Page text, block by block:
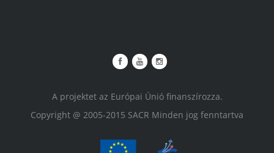
A projektet az Európai Únió finanszírozza.
Copyright @ 2005-2015 SACR Minden jog fenntartva